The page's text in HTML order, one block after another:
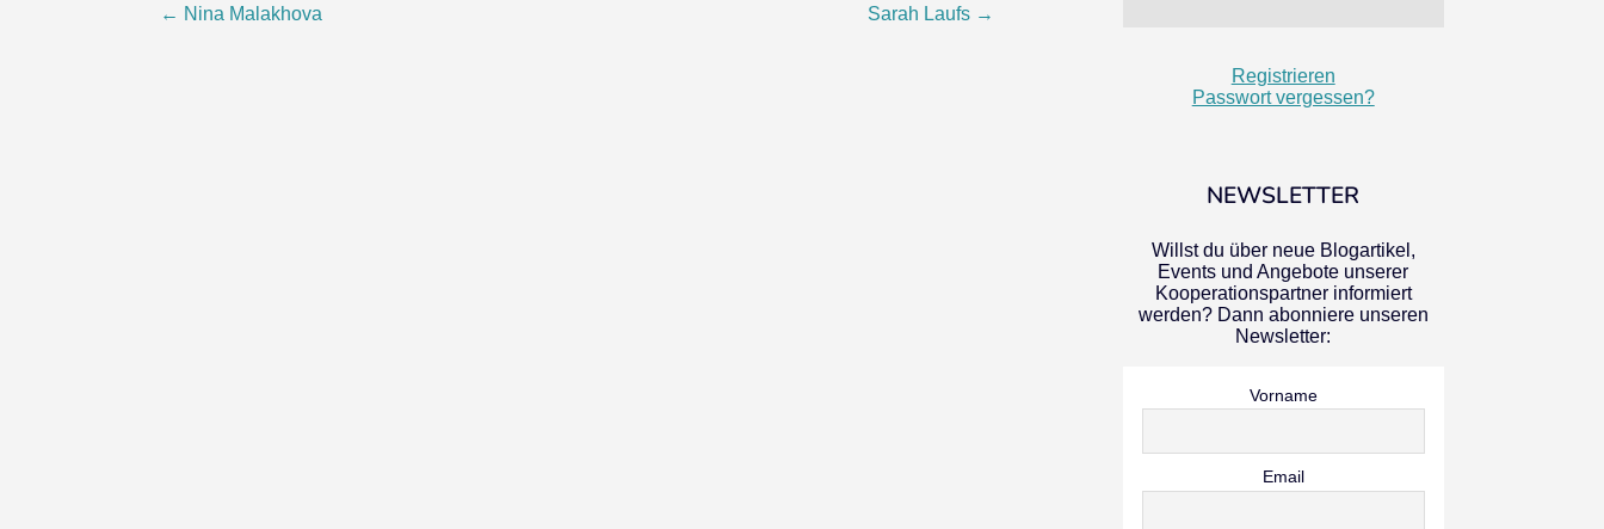
Post
← Nina Malakhova Sarah Laufs →
Registrieren
Passwort vergessen?
NEWSLETTER
Willst du über neue Blogartikel,
Events und Angebote unserer
Kooperationspartner informiert
werden? Dann abonniere unseren
Newsletter:
Vorname
Email